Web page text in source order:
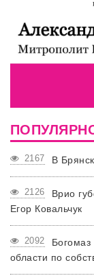
2167 В
2126
Врио
Егор Ковальчук
2092
Богомаз
области по